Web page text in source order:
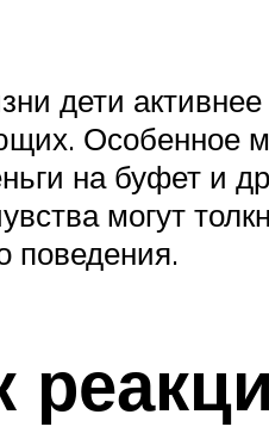
дети
Особенное
на буфет и
могут
поведения.